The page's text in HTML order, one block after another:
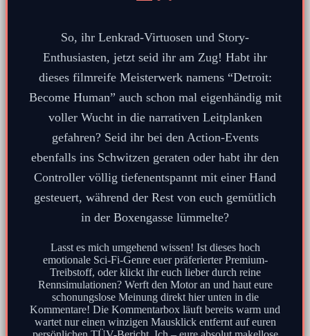
So, ihr Lenkrad-Virtuosen und Story-
Enthusiasten, jetzt seid ihr am Zug! Habt ihr
dieses filmreife Meisterwerk namens “Detroit:
Become Human” auch schon mal eigenhändig mit
voller Wucht in die narrativen Leitplanken
gefahren? Seid ihr bei den Action-Events
ebenfalls ins Schwitzen geraten oder habt ihr den
Controller völlig tiefenentspannt mit einer Hand
gesteuert, während der Rest von euch gemütlich
in der Boxengasse lümmelte?
Lasst es mich umgehend wissen! Ist dieses hoch
emotionale Sci-Fi-Genre euer präferierter Premium-
Treibstoff, oder klickt ihr euch lieber durch reine
Rennsimulationen? Werft den Motor an und haut eure
schonungslose Meinung direkt hier unten in die
Kommentare! Die Kommentarbox läuft bereits warm und
wartet nur einen winzigen Mausklick entfernt auf euren